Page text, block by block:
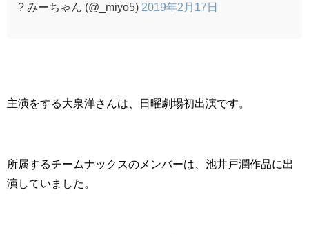
? みーちゃん (@_miyo5) 2019年2月17日
主演をする大泉洋さんは、日曜劇場初出演です。
所属するチームナックスのメンバーは、池井戸潤作品に出
演していました。